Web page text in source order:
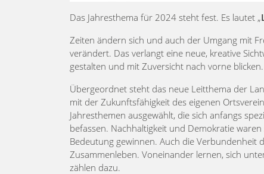
Das Jahresthema für 2024 steht fest. Es lautet „
Zeiten ändern sich und auch der Umgang mit
verändert. Das verlangt eine neue, kreative
gestalten und mit Zuversicht nach vorne blicken.
Übergeordnet steht das neue Leitthema der
mit der Zukunftsfähigkeit des eigenen
Jahresthemen ausgewählt, die sich anfangs
befassen. Nachhaltigkeit und Demokratie
Bedeutung gewinnen. Auch die Verbundenheit
Zusammenleben. Voneinander lernen, sich
zählen dazu.